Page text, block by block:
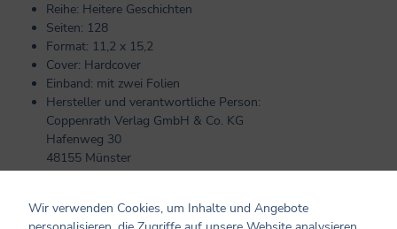
Reihe: Heitere Geschichten
Seiten: 128
Format: 11,2 x 15,2
Cover: Hardcover
Einband: mit zwei Folien
Hersteller und verantwortliche Person:
Coppenrath Verlag GmbH & Co. KG
Hafenweg 30
48155 Münster
Wir verwenden Cookies, um Inhalte und Angebote